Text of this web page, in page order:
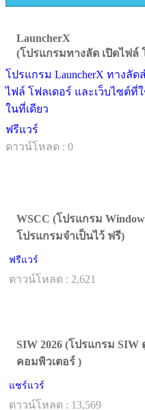
LauncherX
(โปรแกรมทางลัด เปิดไฟล์
โปรแกรม LauncherX ทางลั
ไฟล์ โฟลเดอร์ และเว็บไซต์ที่
ในที่เดียว
ฟรีแวร์
ดาวน์โหลด : 0
WSCC (โปรแกรม
โปรแกรมจำเป็นไว้ ฟรี)
ฟรีแวร์
ดาวน์โหลด : 2,621
SIW 2026 (โปรแกรม
คอมพิวเตอร์ )
แชร์แวร์
ดาวน์โหลด : 13,569